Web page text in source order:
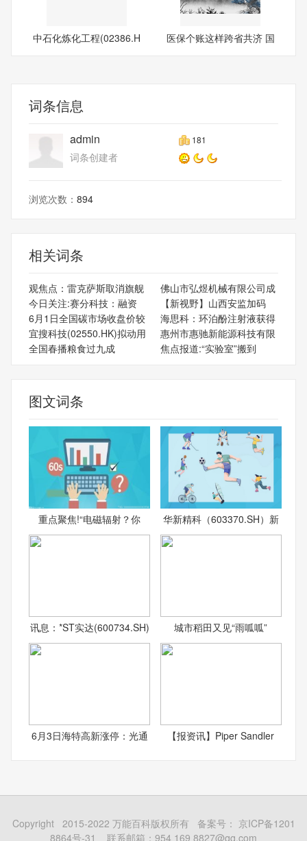
中石化炼化工程(02386.H
医保个账这样跨省共济 国
词条信息
admin 181
词条创建者
浏览次数： 894
相关词条
观焦点：雷克萨斯取消旗舰
佛山市弘煜机械有限公司成
今日关注:赛分科技：融资
【新视野】山西安监加码
6月1日全国碳市场收盘价较
海思科：环泊酚注射液获得
宜搜科技(02550.HK)拟动用
惠州市惠驰新能源科技有限
全国春播粮食过九成
焦点报道:“实验室”搬到
图文词条
重点聚焦!“电磁辐射？你 华新精科（603370.SH）新
讯息：*ST实达(600734.SH) 城市稻田又见“雨呱呱”
6月3日海特高新涨停：光通 【报资讯】Piper Sandler
Copyright 2015-2022 万能百科版权所有 备案号： 京ICP备1201
8864号-31
联系邮箱：954 169 8827@qq.com